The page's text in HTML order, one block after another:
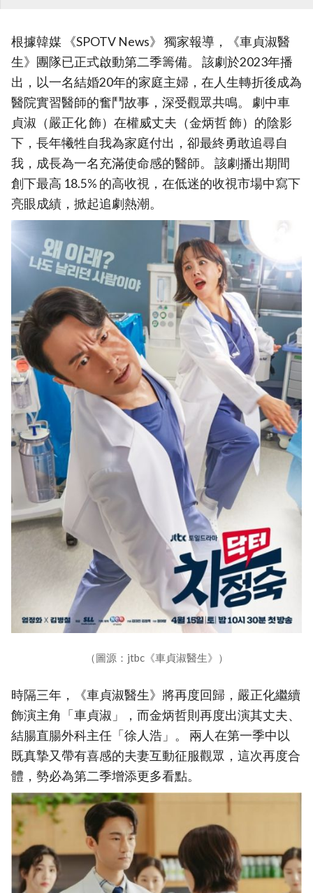
根據韓媒 《SPOTV News》 獨家報導，《車貞淑醫
生》團隊已正式啟動第二季籌備。 該劇於2023年播
出，以一名結婚20年的家庭主婦，在人生轉折後成為
醫院實習醫師的奮鬥故事，深受觀眾共鳴。 劇中車
貞淑（嚴正化 飾）在權威丈夫（金炳哲 飾）的陰影
下，長年犧牲自我為家庭付出，卻最終勇敢追尋自
我，成長為一名充滿使命感的醫師。 該劇播出期間
創下最高 18.5% 的高收視，在低迷的收視市場中寫下
亮眼成績，掀起追劇熱潮。
（圖源：jtbc《車貞淑醫生》）
時隔三年，《車貞淑醫生》將再度回歸，嚴正化繼續
飾演主角「車貞淑」，而金炳哲則再度出演其丈夫、
結腸直腸外科主任「徐人浩」。 兩人在第一季中以
既真摯又帶有喜感的夫妻互動征服觀眾，這次再度合
體，勢必為第二季增添更多看點。